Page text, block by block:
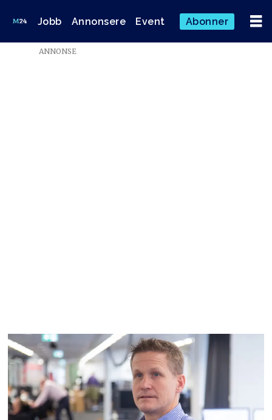
Jobb Annonsere Event Abonner
ANNONSE